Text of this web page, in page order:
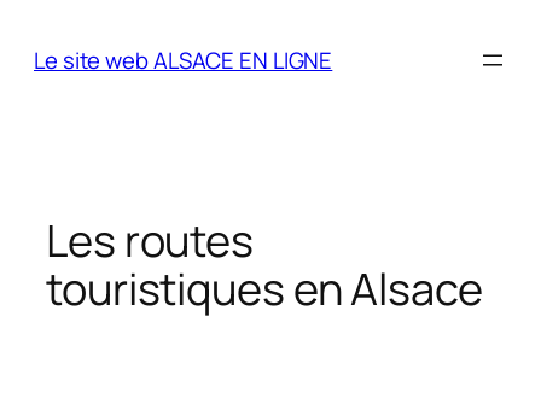
Le site web ALSACE EN LIGNE
Les routes
touristiques en Alsace